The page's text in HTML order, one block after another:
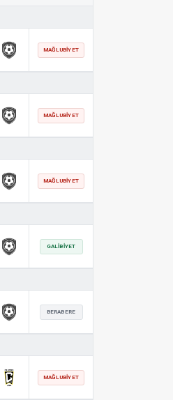
MAĞLUBIYET
MAĞLUBIYET
MAĞLUBIYET
GALIBIYET
BERABERE
MAĞLUBIYET